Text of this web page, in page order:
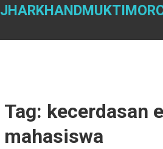
Skip
Tag: kecerdasan
mahasiswa